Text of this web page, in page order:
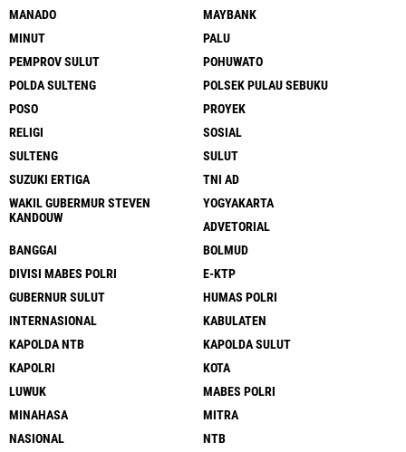
MANADO
MAYBANK
MINUT
PALU
PEMPROV SULUT
POHUWATO
POLDA SULTENG
POLSEK PULAU SEBUKU
POSO
PROYEK
RELIGI
SOSIAL
SULTENG
SULUT
SUZUKI ERTIGA
TNI AD
WAKIL GUBERMUR STEVEN
KANDOUW
YOGYAKARTA
ADVETORIAL
BANGGAI
BOLMUD
DIVISI MABES POLRI
E-KTP
GUBERNUR SULUT
HUMAS POLRI
INTERNASIONAL
KABULATEN
KAPOLDA NTB
KAPOLDA SULUT
KAPOLRI
KOTA
LUWUK
MABES POLRI
MINAHASA
MITRA
NASIONAL
NTB